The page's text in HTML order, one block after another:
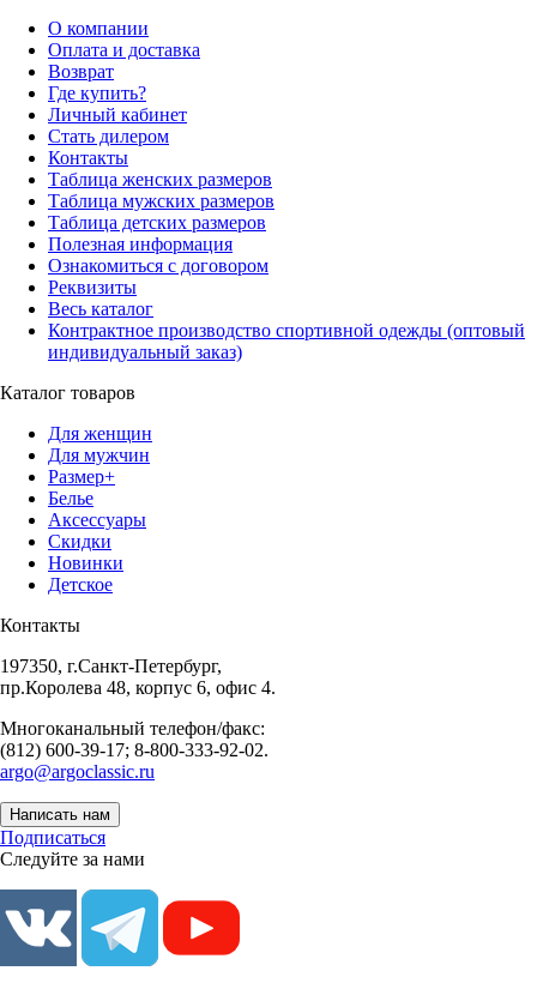
О компании
Оплата и доставка
Возврат
Где купить?
Личный кабинет
Стать дилером
Контакты
Таблица женских размеров
Таблица мужских размеров
Таблица детских размеров
Полезная информация
Ознакомиться с договором
Реквизиты
Весь каталог
Контрактное производство спортивной одежды (оптовый
индивидуальный заказ)
Каталог товаров
Для женщин
Для мужчин
Размер+
Белье
Аксессуары
Скидки
Новинки
Детское
Контакты
197350, г.Санкт-Петербург,
пр.Королева 48, корпус 6, офис 4.
Многоканальный телефон/факс:
(812) 600-39-17; 8-800-333-92-02.
argo@argoclassic.ru
Написать нам
Подписаться
Следуйте за нами